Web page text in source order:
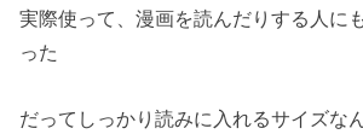
実際使って、漫画を読んだりする人に
った
だってしっかり読みに入れるサイズな